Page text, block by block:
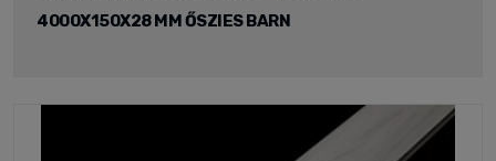
4000X150X28 MM ŐSZIES BARN